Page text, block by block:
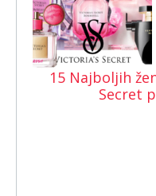
15 Najboljih
Secret